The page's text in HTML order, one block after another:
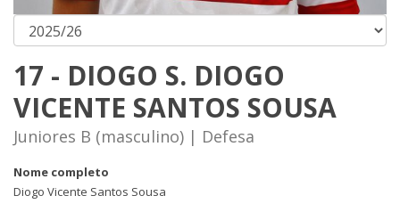
17 - DIOGO S. DIOGO
VICENTE SANTOS SOUSA
Juniores B (masculino) | Defesa
Nome completo
Diogo Vicente Santos Sousa